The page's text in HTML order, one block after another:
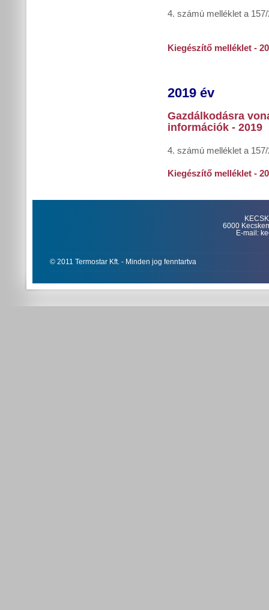
4. számú melléklet a
Kiegészítő melléklet -
2019 év
Gazdálkodásra
információk - 2019
4. számú melléklet a
Kiegészítő melléklet -
6000
E-mail:
© 2011 Termostar Kft. - Minden jog fenntartva